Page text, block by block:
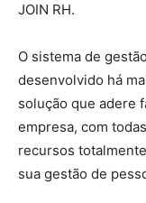
JOIN RH.
O sistema de
desenvolvido há
solução que adere
empresa, com
recursos
sua gestão de